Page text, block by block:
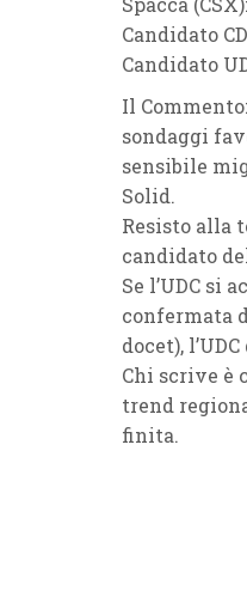
Candidato
Candidato
Il Commento
sondaggi
sensibile
Solid.
Resisto alla
candidato
Se l’UDC si
confermata
docet), l’UDC
Chi scrive è
trend
finita.